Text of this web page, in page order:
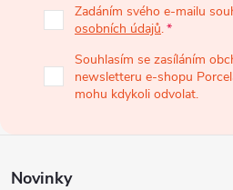
í
Zadáním svého e-mailu
osobních údajů.
Souhlasím se zasíláním
newsletteru e-shopu
mohu kdykoli odvolat.
Novinky